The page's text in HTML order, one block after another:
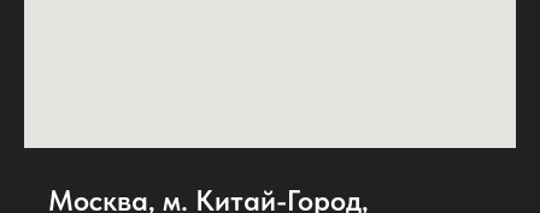
Москва, м. Китай-Город,